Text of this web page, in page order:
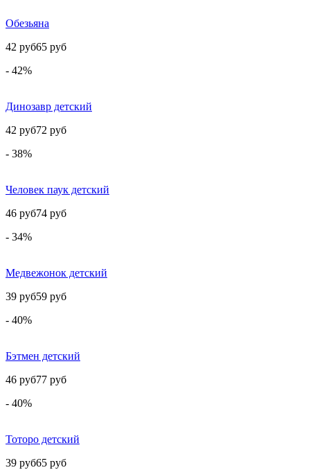
Обезьяна
42 руб65 руб
- 42%
Динозавр детский
42 руб72 руб
- 38%
Человек паук детский
46 руб74 руб
- 34%
Медвежонок детский
39 руб59 руб
- 40%
Бэтмен детский
46 руб77 руб
- 40%
Тоторо детский
39 руб65 руб